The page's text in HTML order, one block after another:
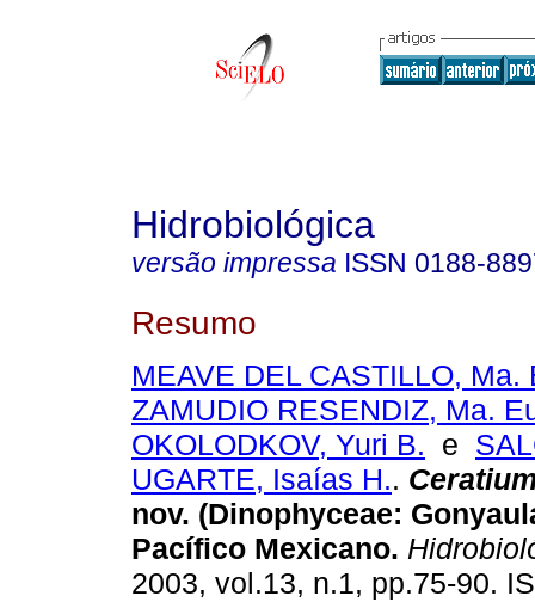
Hidrobiológica
versão impressa ISSN 0188-
Resumo
MEAVE DEL CASTILLO, Ma.
ZAMUDIO RESENDIZ, Ma.
OKOLODKOV, Yuri B. e
UGARTE, Isaías H..
nov. (Dinophyceae:
Pacífico Mexicano.
2003, vol.13, n.1, pp.75-90.